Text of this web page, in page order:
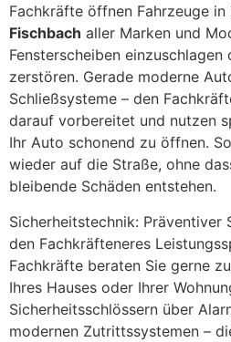
Fachkräfte öffnen Fahrzeuge in
Fischbach aller Marken und
Fensterscheiben
zerstören. Gerade moderne
Schließsysteme – den
darauf vorbereitet und nutzen
Ihr Auto schonend zu öffnen.
wieder auf die Straße, ohne
bleibende Schäden entstehen.
Sicherheitstechnik: Präventiver
den Fachkräfteneres
Fachkräfte beraten Sie gerne
Ihres Hauses oder Ihrer
Sicherheitsschlössern über
modernen Zutrittssystemen –